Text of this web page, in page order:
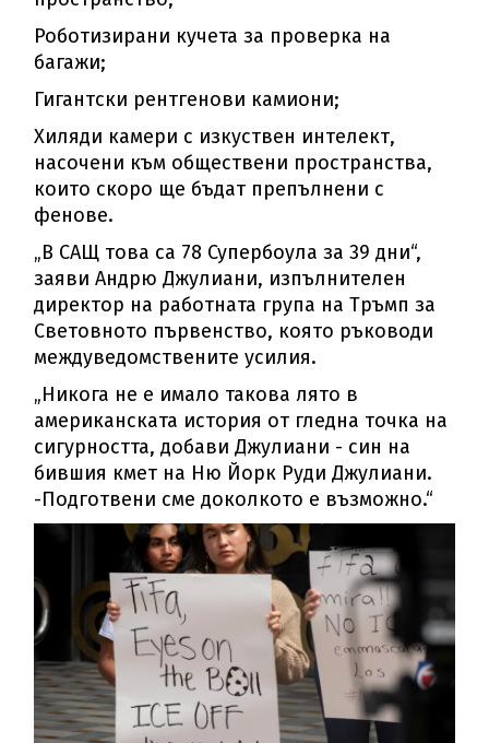
Роботизирани кучета за проверка на
багажи;
Гигантски рентгенови камиони;
Хиляди камери с изкуствен интелект,
насочени към обществени пространства,
които скоро ще бъдат препълнени с
фенове.
„В САЩ това са 78 Супербоула за 39 дни“,
заяви Андрю Джулиани, изпълнителен
директор на работната група на Тръмп за
Световното първенство, която ръководи
междуведомствените усилия.
„Никога не е имало такова лято в
американската история от гледна точка на
сигурността, добави Джулиани - син на
бившия кмет на Ню Йорк Руди Джулиани.
-Подготвени сме доколкото е възможно.“